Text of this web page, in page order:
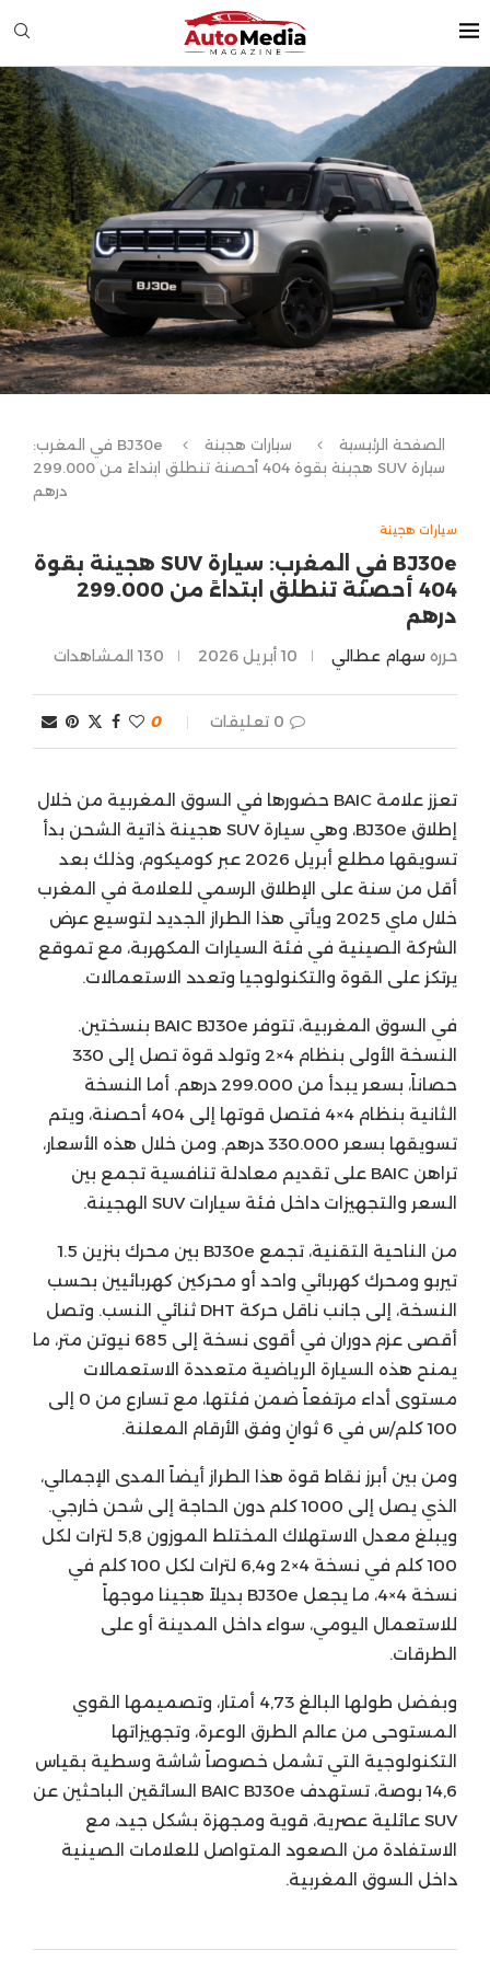
الصفحة الرئيسية سيارات هجينة
BJ30e في المغرب:
سيارة SUV هجينة بقوة 404 أحصنة تنطلق ابتداءً من 299.000
درهم
سيارات هجينة
BJ30e في المغرب: سيارة SUV هجينة بقوة
404 أحصنة تنطلق ابتداءً من 299.000
درهم
حرره سهام عطالي 10 أبريل 2026 130 المشاهدات
0 تعليقات 0
تعزز علامة BAIC حضورها في السوق المغربية من خلال
إطلاق BJ30e، وهي سيارة SUV هجينة ذاتية الشحن بدأ
تسويقها مطلع أبريل 2026 عبر كوميكوم، وذلك بعد
أقل من سنة على الإطلاق الرسمي للعلامة في المغرب
خلال ماي 2025 ويأتي هذا الطراز الجديد لتوسيع عرض
الشركة الصينية في فئة السيارات المكهربة، مع تموقع
يرتكز على القوة والتكنولوجيا وتعدد الاستعمالات.
في السوق المغربية، تتوفر BAIC BJ30e بنسختين.
النسخة الأولى بنظام 4×2 وتولد قوة تصل إلى 330
حصاناً، بسعر يبدأ من 299.000 درهم. أما النسخة
الثانية بنظام 4×4 فتصل قوتها إلى 404 أحصنة، ويتم
تسويقها بسعر 330.000 درهم. ومن خلال هذه الأسعار،
تراهن BAIC على تقديم معادلة تنافسية تجمع بين
السعر والتجهيزات داخل فئة سيارات SUV الهجينة.
من الناحية التقنية، تجمع BJ30e بين محرك بنزين 1.5
تيربو ومحرك كهربائي واحد أو محركين كهربائيين بحسب
النسخة، إلى جانب ناقل حركة DHT ثنائي النسب. وتصل
أقصى عزم دوران في أقوى نسخة إلى 685 نيوتن متر، ما
يمنح هذه السيارة الرياضية متعددة الاستعمالات
مستوى أداء مرتفعاً ضمن فئتها، مع تسارع من 0 إلى
100 كلم/س في 6 ثوانٍ وفق الأرقام المعلنة.
ومن بين أبرز نقاط قوة هذا الطراز أيضاً المدى الإجمالي،
الذي يصل إلى 1000 كلم دون الحاجة إلى شحن خارجي.
ويبلغ معدل الاستهلاك المختلط الموزون 5,8 لترات لكل
100 كلم في نسخة 4×2 و6,4 لترات لكل 100 كلم في
نسخة 4×4، ما يجعل BJ30e بديلاً هجينا موجهاً
للاستعمال اليومي، سواء داخل المدينة أو على
الطرقات.
وبفضل طولها البالغ 4,73 أمتار، وتصميمها القوي
المستوحى من عالم الطرق الوعرة، وتجهيزاتها
التكنولوجية التي تشمل خصوصاً شاشة وسطية بقياس
14,6 بوصة، تستهدف BAIC BJ30e السائقين الباحثين عن
SUV عائلية عصرية، قوية ومجهزة بشكل جيد، مع
الاستفادة من الصعود المتواصل للعلامات الصينية
داخل السوق المغربية.